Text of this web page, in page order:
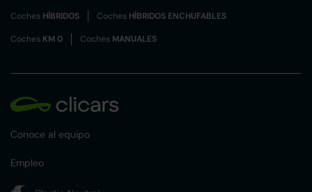
Coches HÍBRIDOS Coches HÍBRIDOS ENCHUFABLES
Coches KM 0 Coches MANUALES
Conoce al equipo
Empleo